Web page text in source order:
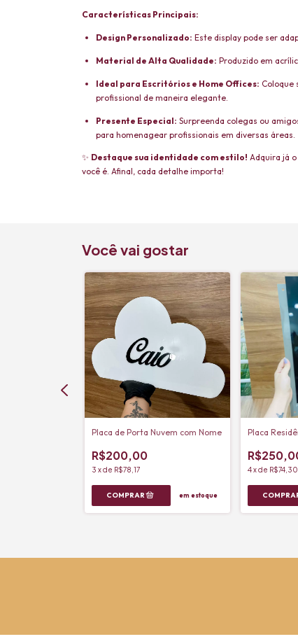
Características Principais:
Design Personalizado: Este display pode ser
Material de Alta Qualidade: Produzido em
Ideal para Escritórios e Home Offices: Coloque
profissional de maneira elegante.
Presente Especial: Surpreenda colegas ou
para homenagear profissionais em diversas áreas.
✨ Destaque sua identidade com estilo! Adquira já o
você é. Afinal, cada detalhe importa!
Você vai gostar
Placa de Porta Nuvem com Nome
R$200,00
3 xde R$78,17
em estoque
Placa
4xde R$74,30